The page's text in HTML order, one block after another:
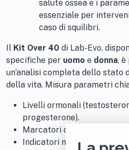
salute ossea e i
essenziale per
caso di squilibri.
Il Kit Over 40 di Lab-Evo,
specifiche per uomo e donna,
un’analisi completa dello stato
della vita. Misura parametri
Livelli ormonali
progesterone).
Marcatori di salute ossea.
Indicatori metabolici